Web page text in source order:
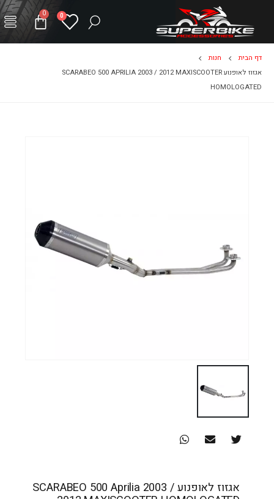
0
0
דף הבית
חנות
אגזוז לאופנוע SCARABEO 500 APRILIA 2003 / 2012 MAXISCOOTER
HOMOLOGATED
אגזוז לאופנוע SCARABEO 500 Aprilia 2003 /